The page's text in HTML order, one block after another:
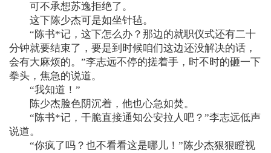
可不承想苏逸拒绝了。
这下陈少杰可是如坐针毡。
“陈书*记，这下怎么办？那边的就职仪式还有二十
分钟就要结束了，要是到时候咱们这边还没解决的话，
会有大麻烦的。”李志远不停的搓着手，时不时的砸一下
拳头，焦急的说道。
“我知道！”
陈少杰脸色阴沉着，他也心急如焚。
“陈书*记，干脆直接通知公安拉人吧？”李志远低声
说道。
“你疯了吗？也不看看这是哪儿！”陈少杰狠狠瞪视